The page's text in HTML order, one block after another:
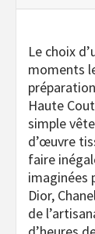
Le choix
moments
Haute
simple
d’œuvre
faire
imaginées
Dior,
de